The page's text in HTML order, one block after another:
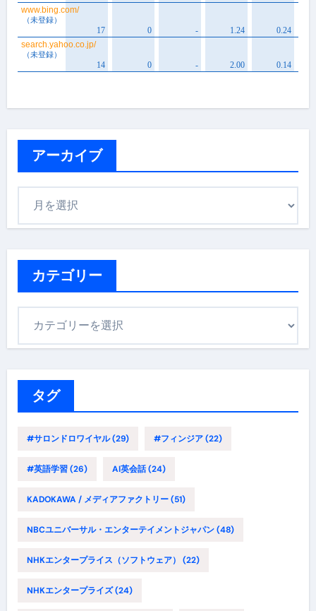
アーカイブ
カテゴリー
タグ
#サロンドロワイヤル(29) #フィンジア(22)
#英語学習(26) AI英会話(24)
KADOKAWA / メディアファクトリー(51)
NBCユニバーサル・エンターテイメントジャパン(48)
NHKエンタープライス（ソフトウェア） (22)
NHKエンタープライズ(24)